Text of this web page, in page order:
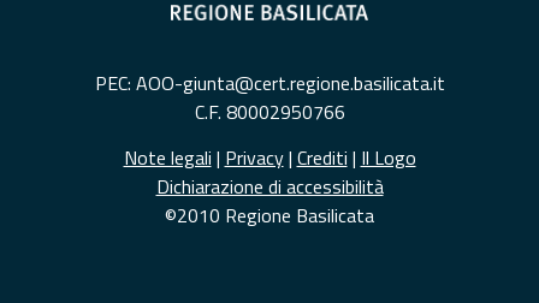
PEC: AOO-giunta@cert.regione.basilicata.it
C.F. 80002950766
Note legali | Privacy| Crediti | Il Logo
Dichiarazione di accessibilità
©2010 Regione Basilicata